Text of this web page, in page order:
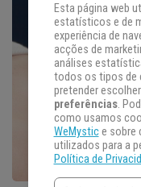
Esta página web
estatísticos e de
experiência de
acções de
análises
todos os tipos de
pretender
preferências.
como usamos
WeMystice sobre
utilizados para a
Política de